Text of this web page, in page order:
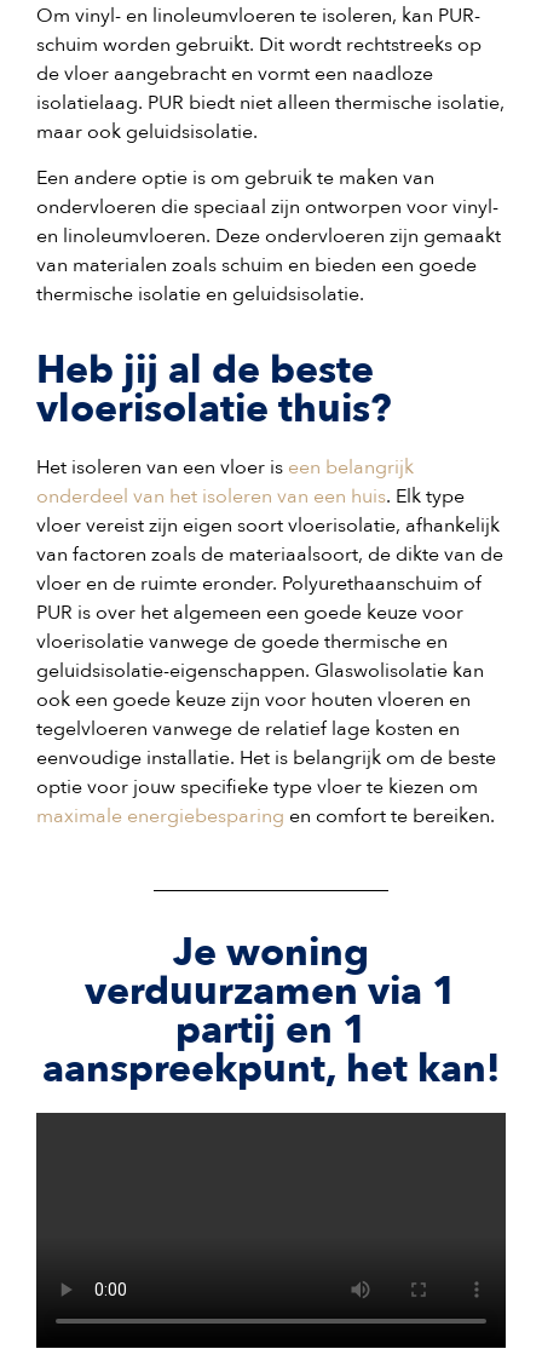
Om vinyl- en linoleumvloeren te isoleren, kan PUR-
schuim worden gebruikt. Dit wordt rechtstreeks op
de vloer aangebracht en vormt een naadloze
isolatielaag. PUR biedt niet alleen thermische isolatie,
maar ook geluidsisolatie.
Een andere optie is om gebruik te maken van
ondervloeren die speciaal zijn ontworpen voor vinyl-
en linoleumvloeren. Deze ondervloeren zijn gemaakt
van materialen zoals schuim en bieden een goede
thermische isolatie en geluidsisolatie.
Heb jij al de beste
vloerisolatie thuis?
Het isoleren van een vloer is een belangrijk
onderdeel van het isoleren van een huis. Elk type
vloer vereist zijn eigen soort vloerisolatie, afhankelijk
van factoren zoals de materiaalsoort, de dikte van de
vloer en de ruimte eronder. Polyurethaanschuim of
PUR is over het algemeen een goede keuze voor
vloerisolatie vanwege de goede thermische en
geluidsisolatie-eigenschappen. Glaswolisolatie kan
ook een goede keuze zijn voor houten vloeren en
tegelvloeren vanwege de relatief lage kosten en
eenvoudige installatie. Het is belangrijk om de beste
optie voor jouw specifieke type vloer te kiezen om
maximale energiebesparing en comfort te bereiken.
Je woning
verduurzamen via 1
partij en 1
aanspreekpunt, het kan!